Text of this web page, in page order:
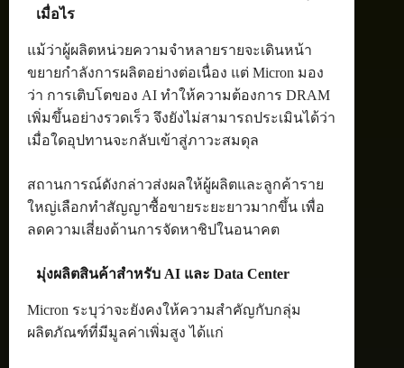
เมื่อไร
แม้ว่าผู้ผลิตหน่วยความจำหลายรายจะเดินหน้า
ขยายกำลังการผลิตอย่างต่อเนื่อง แต่ Micron มอง
ว่า การเติบโตของ AI ทำให้ความต้องการ DRAM
เพิ่มขึ้นอย่างรวดเร็ว จึงยังไม่สามารถประเมินได้ว่า
เมื่อใดอุปทานจะกลับเข้าสู่ภาวะสมดุล
สถานการณ์ดังกล่าวส่งผลให้ผู้ผลิตและลูกค้าราย
ใหญ่เลือกทำสัญญาซื้อขายระยะยาวมากขึ้น เพื่อ
ลดความเสี่ยงด้านการจัดหาชิปในอนาคต
มุ่งผลิตสินค้าสำหรับ AI และ Data Center
Micron ระบุว่าจะยังคงให้ความสำคัญกับกลุ่ม
ผลิตภัณฑ์ที่มีมูลค่าเพิ่มสูง ได้แก่